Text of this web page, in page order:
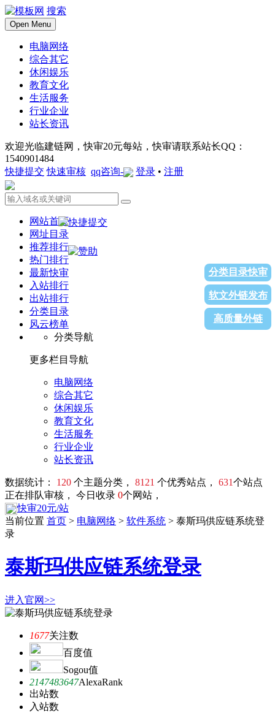
搜索
Open Menu
电脑网络
综合其它
休闲娱乐
教育文化
生活服务
行业企业
站长资讯
欢迎光临建链网，快审20元每站，快审请联系站长QQ：
1540901484
快捷提交 快速审核 qq咨询- 登录 • 注册
网站首页
网址目录
推荐排行
热门排行
最新快审
入站排行
出站排行
分类目录
风云榜单
分类导航
更多栏目导航
电脑网络
综合其它
休闲娱乐
教育文化
生活服务
行业企业
站长资讯
数据统计： 120 个主题分类， 8121 个优秀站点， 631个站点
正在排队审核， 今日收录 0个网站，
快审20元/站
分类目录快审
软文外链发布
高质量外链
当前位置 首页 > 电脑网络 > 软件系统 > 泰斯玛供应链系统登
录
泰斯玛供应链系统登录
进入官网>>
1677关注数
百度值
Sogou值
2147483647AlexaRank
出站数
入站数